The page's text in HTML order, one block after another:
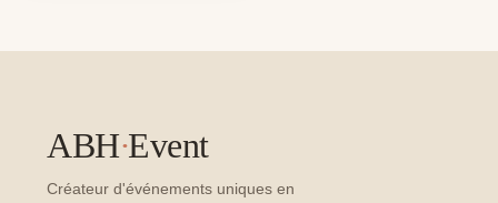
ABH·Event
Créateur d'événements uniques en